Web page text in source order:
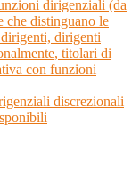
dirigenziali (da
che distinguano le
dirigenti
titolari di
con funzioni
discrezionali